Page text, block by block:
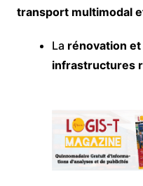
transport multimodal
La rénovation et
infrastructures